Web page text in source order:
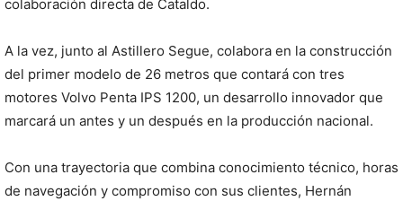
colaboración directa de Cataldo.
A la vez, junto al Astillero Segue, colabora en la construcción
del primer modelo de 26 metros que contará con tres
motores Volvo Penta IPS 1200, un desarrollo innovador que
marcará un antes y un después en la producción nacional.
Con una trayectoria que combina conocimiento técnico, horas
de navegación y compromiso con sus clientes, Hernán